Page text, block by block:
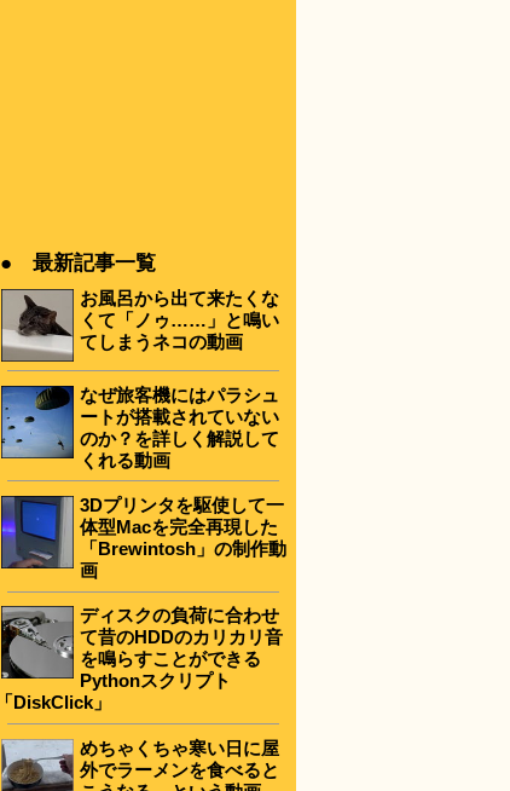
● 最新記事一覧
お風呂から出て来たくな
くて「ノゥ……」と鳴い
てしまうネコの動画
なぜ旅客機にはパラシュ
ートが搭載されていない
のか？を詳しく解説して
くれる動画
3Dプリンタを駆使して一
体型Macを完全再現した
「Brewintosh」の制作動
画
ディスクの負荷に合わせ
て昔のHDDのカリカリ音
を鳴らすことができる
Pythonスクリプト
「DiskClick」
めちゃくちゃ寒い日に屋
外でラーメンを食べると